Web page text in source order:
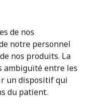
de nos
notre personnel
nos produits. La
ambiguïté entre les
un dispositif qui
du patient.